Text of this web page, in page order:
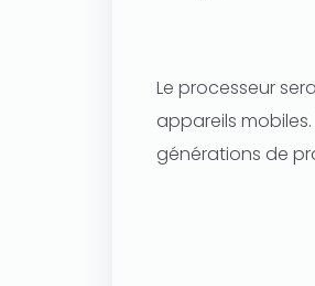
Le processeur
appareils
générations de